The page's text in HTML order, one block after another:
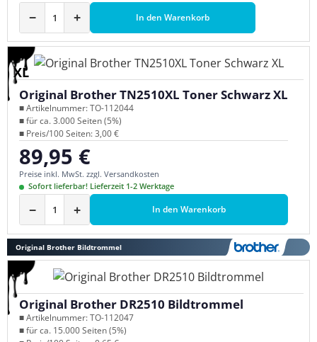
− + In den Warenkorb
XL
Original Brother TN2510XL Toner Schwarz XL
■ Artikelnummer: TO-112044
■ für ca. 3.000 Seiten (5%)
■ Preis/100 Seiten: 3,00 €
Regulärer Preis:
89,95 €
Preise inkl. MwSt. zzgl. Versandkosten
Sofort lieferbar! Lieferzeit 1-2 Werktage
− + In den Warenkorb
Original Brother Bildtrommel
Original Brother DR2510 Bildtrommel
■ Artikelnummer: TO-112047
■ für ca. 15.000 Seiten (5%)